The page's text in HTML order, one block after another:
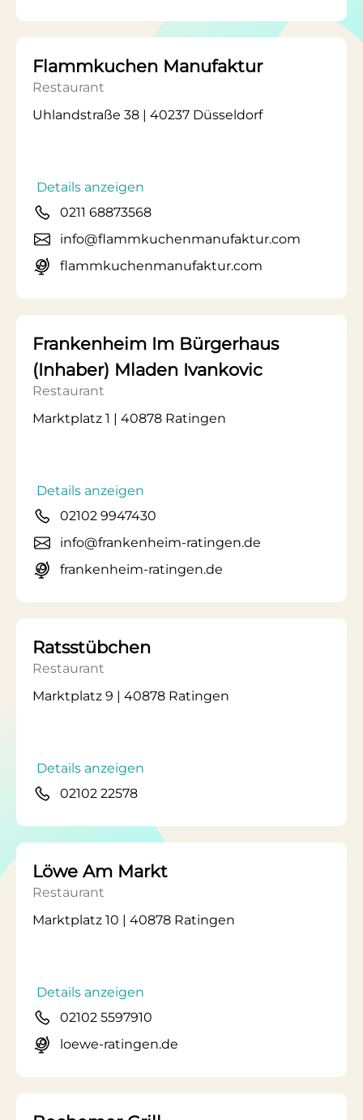
Flammkuchen Manufaktur
Restaurant
Uhlandstraße 38 | 40237 Düsseldorf
Details anzeigen
0211 68873568
info@flammkuchenmanufaktur.com
flammkuchenmanufaktur.com
Frankenheim Im Bürgerhaus
(Inhaber) Mladen Ivankovic
Restaurant
Marktplatz 1 | 40878 Ratingen
Details anzeigen
02102 9947430
info@frankenheim-ratingen.de
frankenheim-ratingen.de
Ratsstübchen
Restaurant
Marktplatz 9 | 40878 Ratingen
Details anzeigen
02102 22578
Löwe Am Markt
Restaurant
Marktplatz 10 | 40878 Ratingen
Details anzeigen
02102 5597910
loewe-ratingen.de